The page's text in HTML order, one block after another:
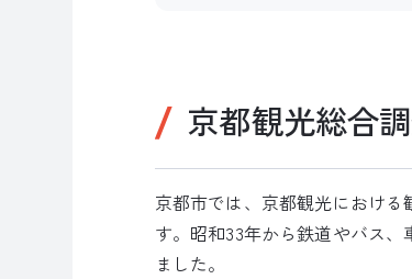
京都観光総合
京都市では、京都観光におけ
す。昭和33年から鉄道やバス
ました。